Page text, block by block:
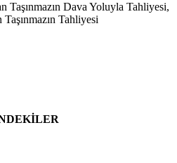
Taşınmazın Dava Yoluyla Tahliyesi,
Tahliyesi